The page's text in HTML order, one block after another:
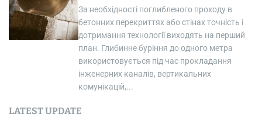
За необхідності поглибленого проходу в
бетонних перекриттях або стінах точність і
дотримання технології виходять на перший
план. Глибинне буріння до одного метра
використовується під час прокладання
інженерних каналів, вертикальних
комунікацій,...
LATEST UPDATE